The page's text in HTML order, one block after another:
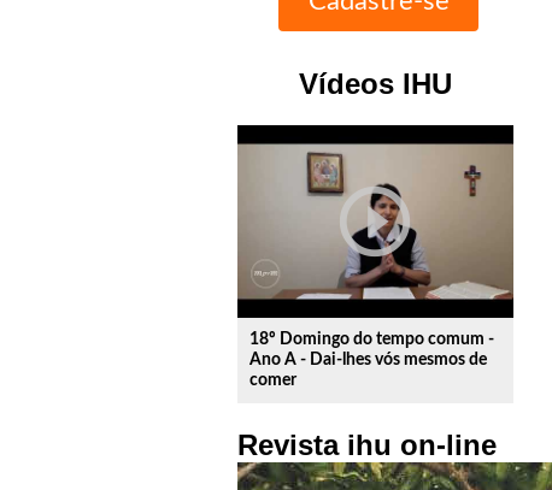
Vídeos IHU
play_circle_outline
18º Domingo do tempo comum -
Ano A - Dai-lhes vós mesmos de
comer
Revista ihu on-line